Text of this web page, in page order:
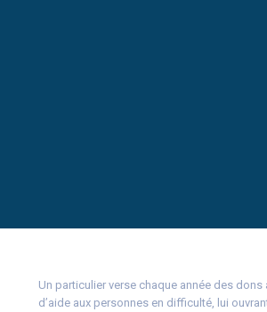
Un particulier verse chaque année des
d’aide aux personnes en difficulté, lui